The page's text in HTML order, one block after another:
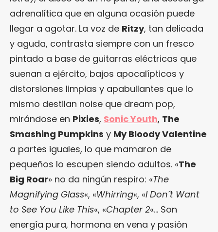
adrenalítica que en alguna ocasión puede
llegar a agotar. La voz de Ritzy, tan delicada
y aguda, contrasta siempre con un fresco
pintado a base de guitarras eléctricas que
suenan a ejército, bajos apocalípticos y
distorsiones limpias y apabullantes que lo
mismo destilan noise que dream pop,
mirándose en Pixies, Sonic Youth, The
Smashing Pumpkins y My Bloody Valentine
a partes iguales, lo que mamaron de
pequeños lo escupen siendo adultos. «The
Big Roar» no da ningún respiro: «The
Magnifying Glass«, «Whirring«, «I Don´t Want
to See You Like This«, «Chapter 2«… Son
energía pura, hormona en vena y pasión